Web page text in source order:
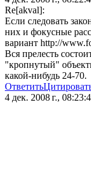
Re[akval]:
Если следовать
них и фокусные
вариант http://
Вся прелесть
"кропнутый"
какой-нибудь 24-70.
Ответить
4 дек. 2008 г.,